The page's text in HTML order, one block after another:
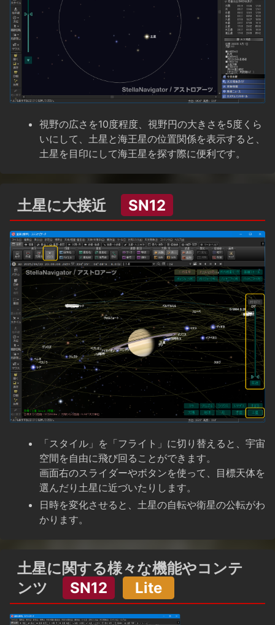
視野の広さを10度程度、視野円の大きさを5度くら
いにして、土星と海王星の位置関係を表示すると、
土星を目印にして海王星を探す際に便利です。
土星に大接近 SN12
「スタイル」を「フライト」に切り替えると、宇宙
空間を自由に飛び回ることができます。
画面右のスライダーやボタンを使って、目標天体を
選んだり土星に近づいたりします。
日時を変化させると、土星の自転や衛星の公転がわ
かります。
土星に関する様々な機能やコンテ
ンツ
SN12 Lite